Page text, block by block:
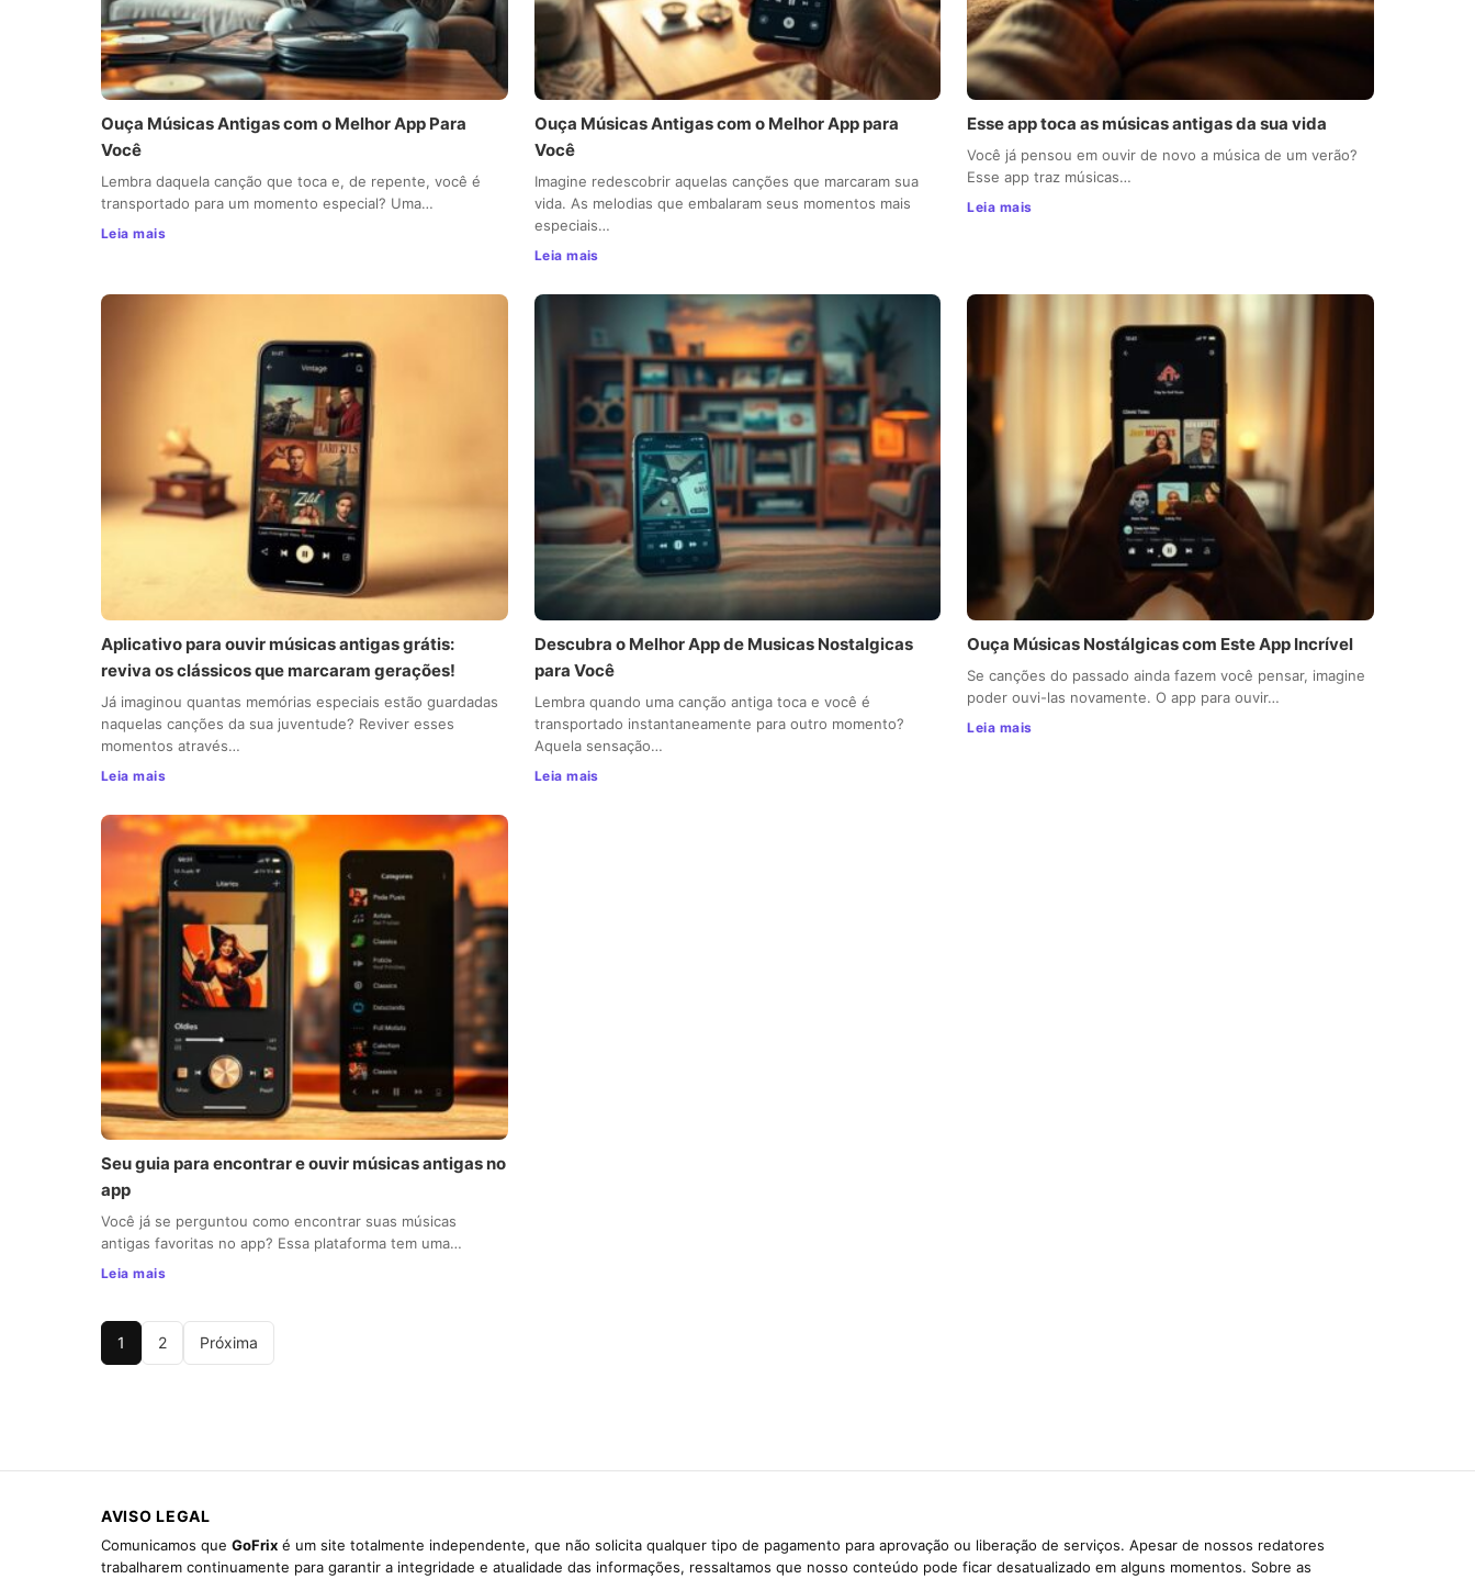
Ouça Músicas Antigas com o Melhor App Para
Você
Lembra daquela canção que toca e, de repente, você é
transportado para um momento especial? Uma…
Leia mais
Ouça Músicas Antigas com o Melhor App para
Você
Imagine redescobrir aquelas canções que marcaram sua
vida. As melodias que embalaram seus momentos mais
especiais…
Leia mais
Esse app toca as músicas antigas da sua vida
Você já pensou em ouvir de novo a música de um verão?
Esse app traz músicas…
Leia mais
Aplicativo para ouvir músicas antigas grátis:
reviva os clássicos que marcaram gerações!
Já imaginou quantas memórias especiais estão guardadas
naquelas canções da sua juventude? Reviver esses
momentos através…
Leia mais
Descubra o Melhor App de Musicas Nostalgicas
para Você
Lembra quando uma canção antiga toca e você é
transportado instantaneamente para outro momento?
Aquela sensação…
Leia mais
Ouça Músicas Nostálgicas com Este App Incrível
Se canções do passado ainda fazem você pensar, imagine
poder ouvi-las novamente. O app para ouvir…
Leia mais
Seu guia para encontrar e ouvir músicas antigas no
app
Você já se perguntou como encontrar suas músicas
antigas favoritas no app? Essa plataforma tem uma…
Leia mais
1 2 Próxima
AVISO LEGAL
Comunicamos que GoFrix é um site totalmente independente, que não solicita qualquer tipo de pagamento para aprovação ou liberação de serviços. Apesar de nossos redatores
trabalharem continuamente para garantir a integridade e atualidade das informações, ressaltamos que nosso conteúdo pode ficar desatualizado em alguns momentos. Sobre as